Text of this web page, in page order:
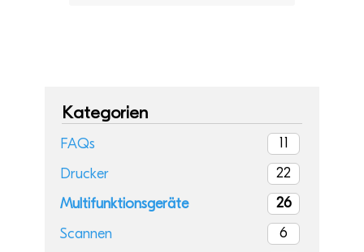
Kategorien
FAQs
11
Drucker
22
Multifunktionsgeräte
26
Scannen
6